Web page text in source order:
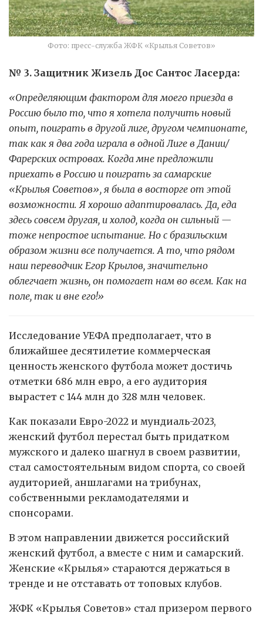
Фото: пресс-служба ЖФК «Крылья Советов»
№ 3. Защитник Жизель Дос Сантос Ласерда:
«Определяющим фактором для моего приезда в
Россию было то, что я хотела получить новый
опыт, поиграть в другой лиге, другом чемпионате,
так как я два года играла в одной Лиге в Дании/
Фарерских островах. Когда мне предложили
приехать в Россию и поиграть за самарские
«Крылья Советов», я была в восторге от этой
возможности. Я хорошо адаптировалась. Да, еда
здесь совсем другая, и холод, когда он сильный —
тоже непростое испытание. Но с бразильским
образом жизни все получается. А то, что рядом
наш переводчик Егор Крылов, значительно
облегчает жизнь, он помогает нам во всем. Как на
поле, так и вне его!»
Исследование УЕФА предполагает, что в
ближайшее десятилетие коммерческая
ценность женского футбола может достичь
отметки 686 млн евро, а его аудитория
вырастет с 144 млн до 328 млн человек.
Как показали Евро-2022 и мундиаль-2023,
женский футбол перестал быть придатком
мужского и далеко шагнул в своем развитии,
стал самостоятельным видом спорта, со своей
аудиторией, аншлагами на трибунах,
собственными рекламодателями и
спонсорами.
В этом направлении движется российский
женский футбол, а вместе с ним и самарский.
Женские «Крылья» стараются держаться в
тренде и не отставать от топовых клубов.
ЖФК «Крылья Советов» стал призером первого